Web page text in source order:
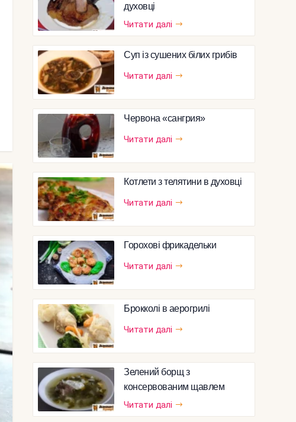
духовці
Читати далі
Суп із сушених білих грибів
Читати далі
Червона «сангрия»
Читати далі
Котлети з телятини в духовці
Читати далі
Горохові фрикадельки
Читати далі
Брокколі в аерогрилі
Читати далі
Зелений борщ з
консервованим щавлем
Читати далі